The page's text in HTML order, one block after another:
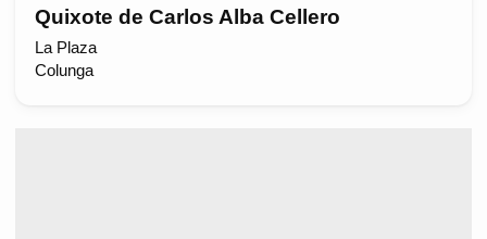
Quixote de Carlos Alba Cellero
La Plaza
Colunga